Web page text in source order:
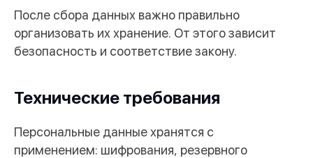
После сбора данных важно правильно
организовать их хранение. От этого зависит
безопасность и соответствие закону.
Технические требования
Персональные данные хранятся с
применением: шифрования, резервного